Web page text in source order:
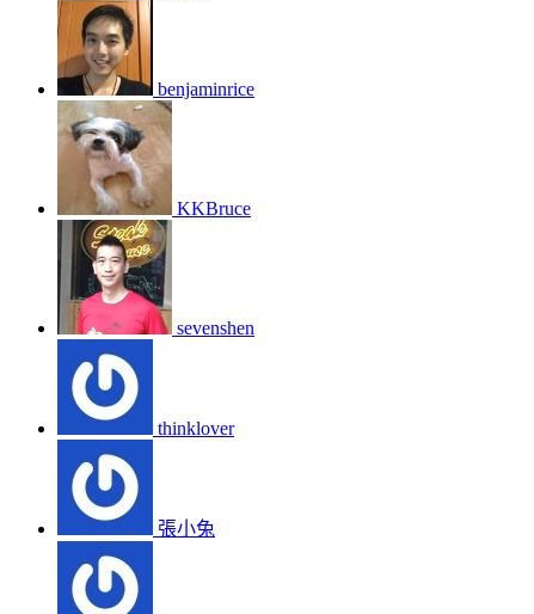
benjaminrice
KKBruce
sevenshen
thinklover
張小兔